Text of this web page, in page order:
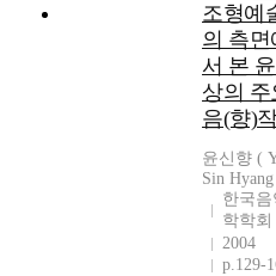
조형예
의 측면
서 본
상의 주
음(향)
윤신향 (
Sin
한국음
학학회
2004
p.129-